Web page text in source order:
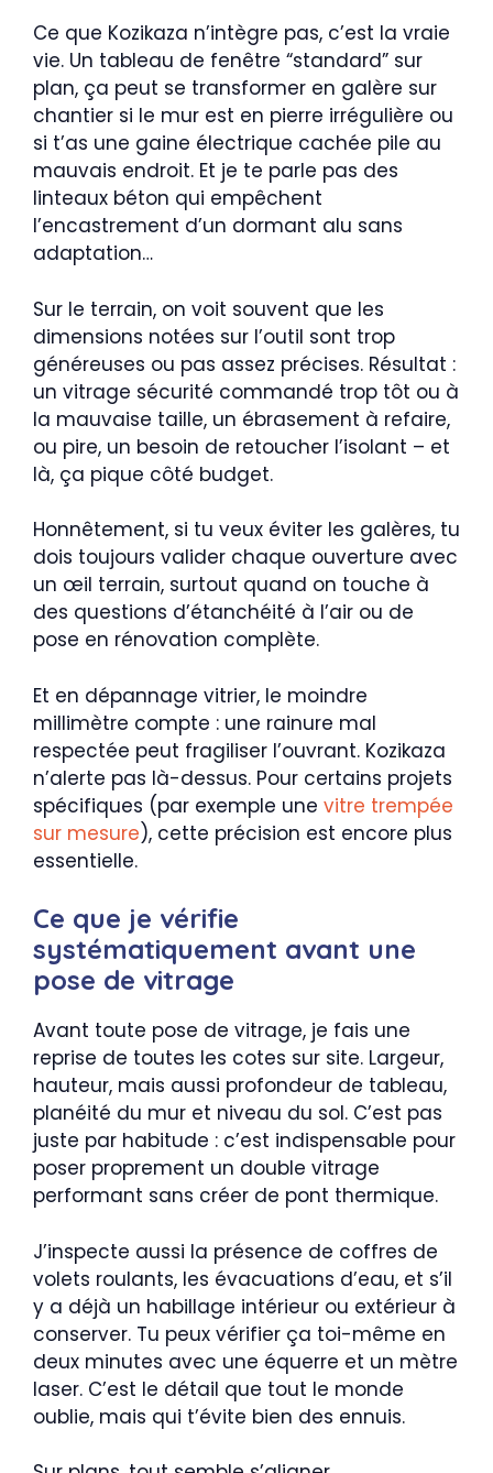
Ce que Kozikaza n’intègre pas, c’est la vraie
vie. Un tableau de fenêtre “standard” sur
plan, ça peut se transformer en galère sur
chantier si le mur est en pierre irrégulière ou
si t’as une gaine électrique cachée pile au
mauvais endroit. Et je te parle pas des
linteaux béton qui empêchent
l’encastrement d’un dormant alu sans
adaptation…
Sur le terrain, on voit souvent que les
dimensions notées sur l’outil sont trop
généreuses ou pas assez précises. Résultat :
un vitrage sécurité commandé trop tôt ou à
la mauvaise taille, un ébrasement à refaire,
ou pire, un besoin de retoucher l’isolant – et
là, ça pique côté budget.
Honnêtement, si tu veux éviter les galères, tu
dois toujours valider chaque ouverture avec
un œil terrain, surtout quand on touche à
des questions d’étanchéité à l’air ou de
pose en rénovation complète.
Et en dépannage vitrier, le moindre
millimètre compte : une rainure mal
respectée peut fragiliser l’ouvrant. Kozikaza
n’alerte pas là-dessus. Pour certains projets
spécifiques (par exemple une vitre trempée
sur mesure), cette précision est encore plus
essentielle.
Ce que je vérifie
systématiquement avant une
pose de vitrage
Avant toute pose de vitrage, je fais une
reprise de toutes les cotes sur site. Largeur,
hauteur, mais aussi profondeur de tableau,
planéité du mur et niveau du sol. C’est pas
juste par habitude : c’est indispensable pour
poser proprement un double vitrage
performant sans créer de pont thermique.
J’inspecte aussi la présence de coffres de
volets roulants, les évacuations d’eau, et s’il
y a déjà un habillage intérieur ou extérieur à
conserver. Tu peux vérifier ça toi-même en
deux minutes avec une équerre et un mètre
laser. C’est le détail que tout le monde
oublie, mais qui t’évite bien des ennuis.